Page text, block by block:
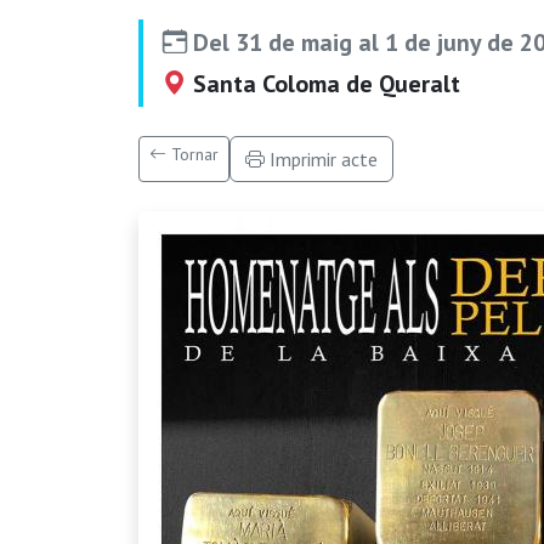
Del 31 de maig al 1 de juny de
Santa Coloma de Queralt
Tornar Imprimir acte